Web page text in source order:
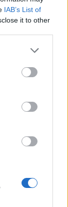
IAB’s List of
it to other